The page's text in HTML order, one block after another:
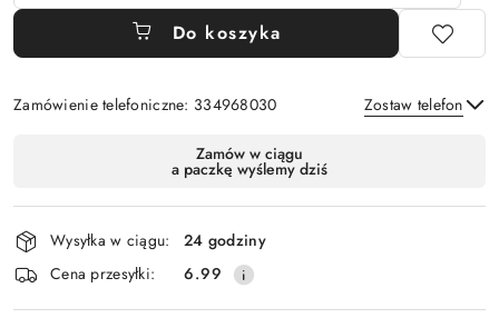
Do koszyka
Zamówienie telefoniczne: 334968030 Zostaw telefon
Wyślij
dostawa
Zamów w ciągu
a paczkę wyślemy dziś
Wysyłka w ciągu:
24 godziny
Cena przesyłki:
6.99